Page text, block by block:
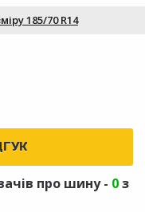
185/70 R14
про шину - 0з